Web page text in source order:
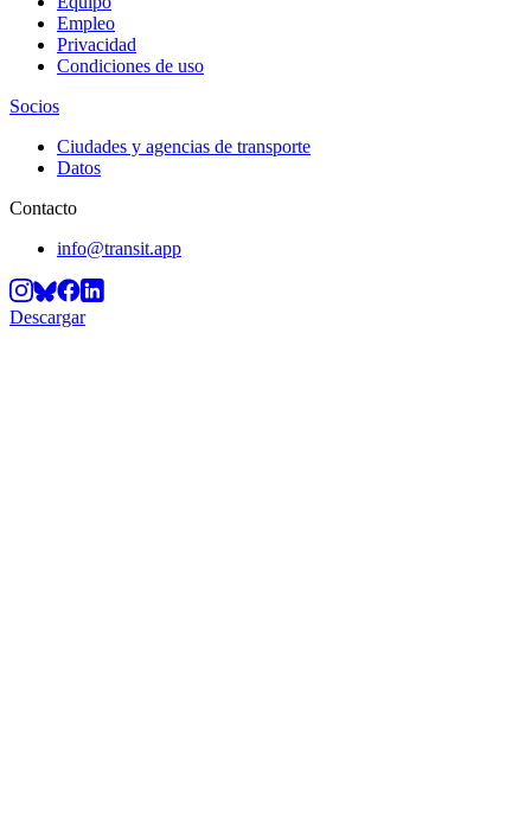
Empleo
Privacidad
Condiciones de uso
Socios
Ciudades y agencias de transporte
Datos
Contacto
info@transit.app
Descargar